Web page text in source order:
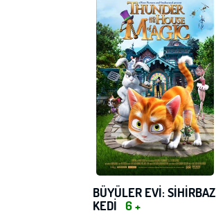
BÜYÜLER EVİ: SİHİRBAZ
KEDİ 6 +